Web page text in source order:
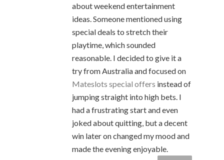
about weekend entertainment
ideas. Someone mentioned using
special deals to stretch their
playtime, which sounded
reasonable. I decided to give it a
try from Australia and focused on
Mateslots special offers instead of
jumping straight into high bets. I
had a frustrating start and even
joked about quitting, but a decent
win later on changed my mood and
made the evening enjoyable.